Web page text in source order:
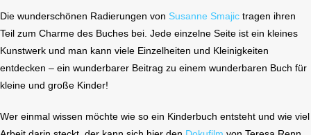
Die wunderschönen Radierungen von Susanne Smajictragen ihren
Teil zum Charme des Buches bei. Jede einzelne Seite ist ein kleines
Kunstwerk und man kann viele Einzelheiten und Kleinigkeiten
entdecken – ein wunderbarer Beitrag zu einem wunderbaren Buch für
kleine und große Kinder!
Wer einmal wissen möchte wie so ein Kinderbuch entsteht und wie viel